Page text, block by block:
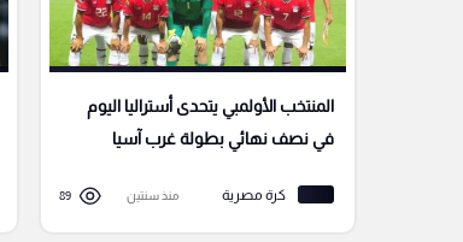
كرة مصرية
المنتخب الأولمبي يتحدى أستراليا اليوم
في نصف نهائي بطولة غرب آسيا
منذ سنتين 89